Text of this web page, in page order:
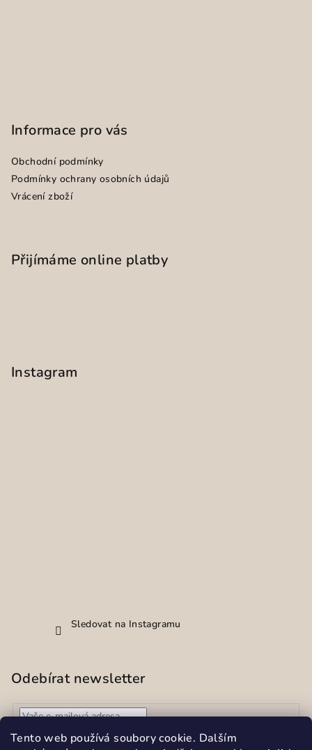
Tento web používá soubory cookie. Dalším
Informace pro vás
Obchodní podmínky
Podmínky ochrany osobních údajů
Vrácení zboží
Přijímáme online platby
Instagram
Sledovat na Instagramu
Odebírat newsletter
Vložením e-mailu souhlasíte s
podmínkami ochrany
osobních údajů